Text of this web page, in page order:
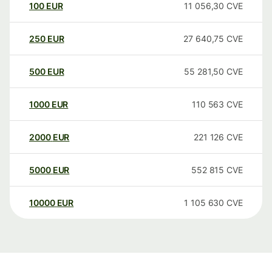
100 EUR 11 056,30 CVE
250 EUR 27 640,75 CVE
500 EUR 55 281,50 CVE
1000 EUR 110 563 CVE
2000 EUR 221 126 CVE
5000 EUR 552 815 CVE
10000 EUR 1 105 630 CVE